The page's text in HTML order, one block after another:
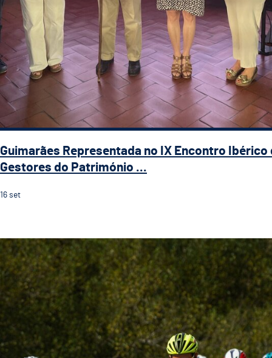
Guimarães Representada no IX Encontro Ibérico
Gestores do Património ...
16 set
Guimarães recebe a 5.ª etapa do 33.º Grande